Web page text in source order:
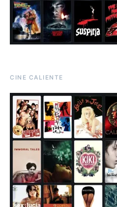
CINE CALIENTE